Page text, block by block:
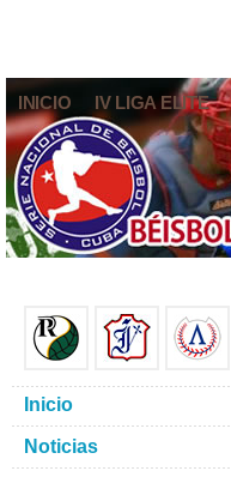
INICIO IV LIGA ELITE
Inicio
Noticias